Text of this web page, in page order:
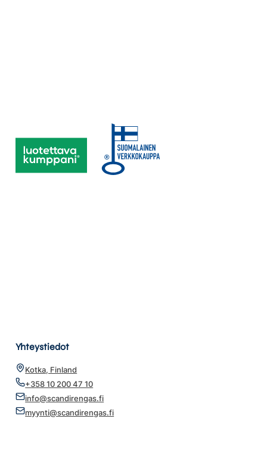
Yhteystiedot
Kotka, Finland
+358 10 200 47 10
info@scandirengas.fi
myynti@scandirengas.fi